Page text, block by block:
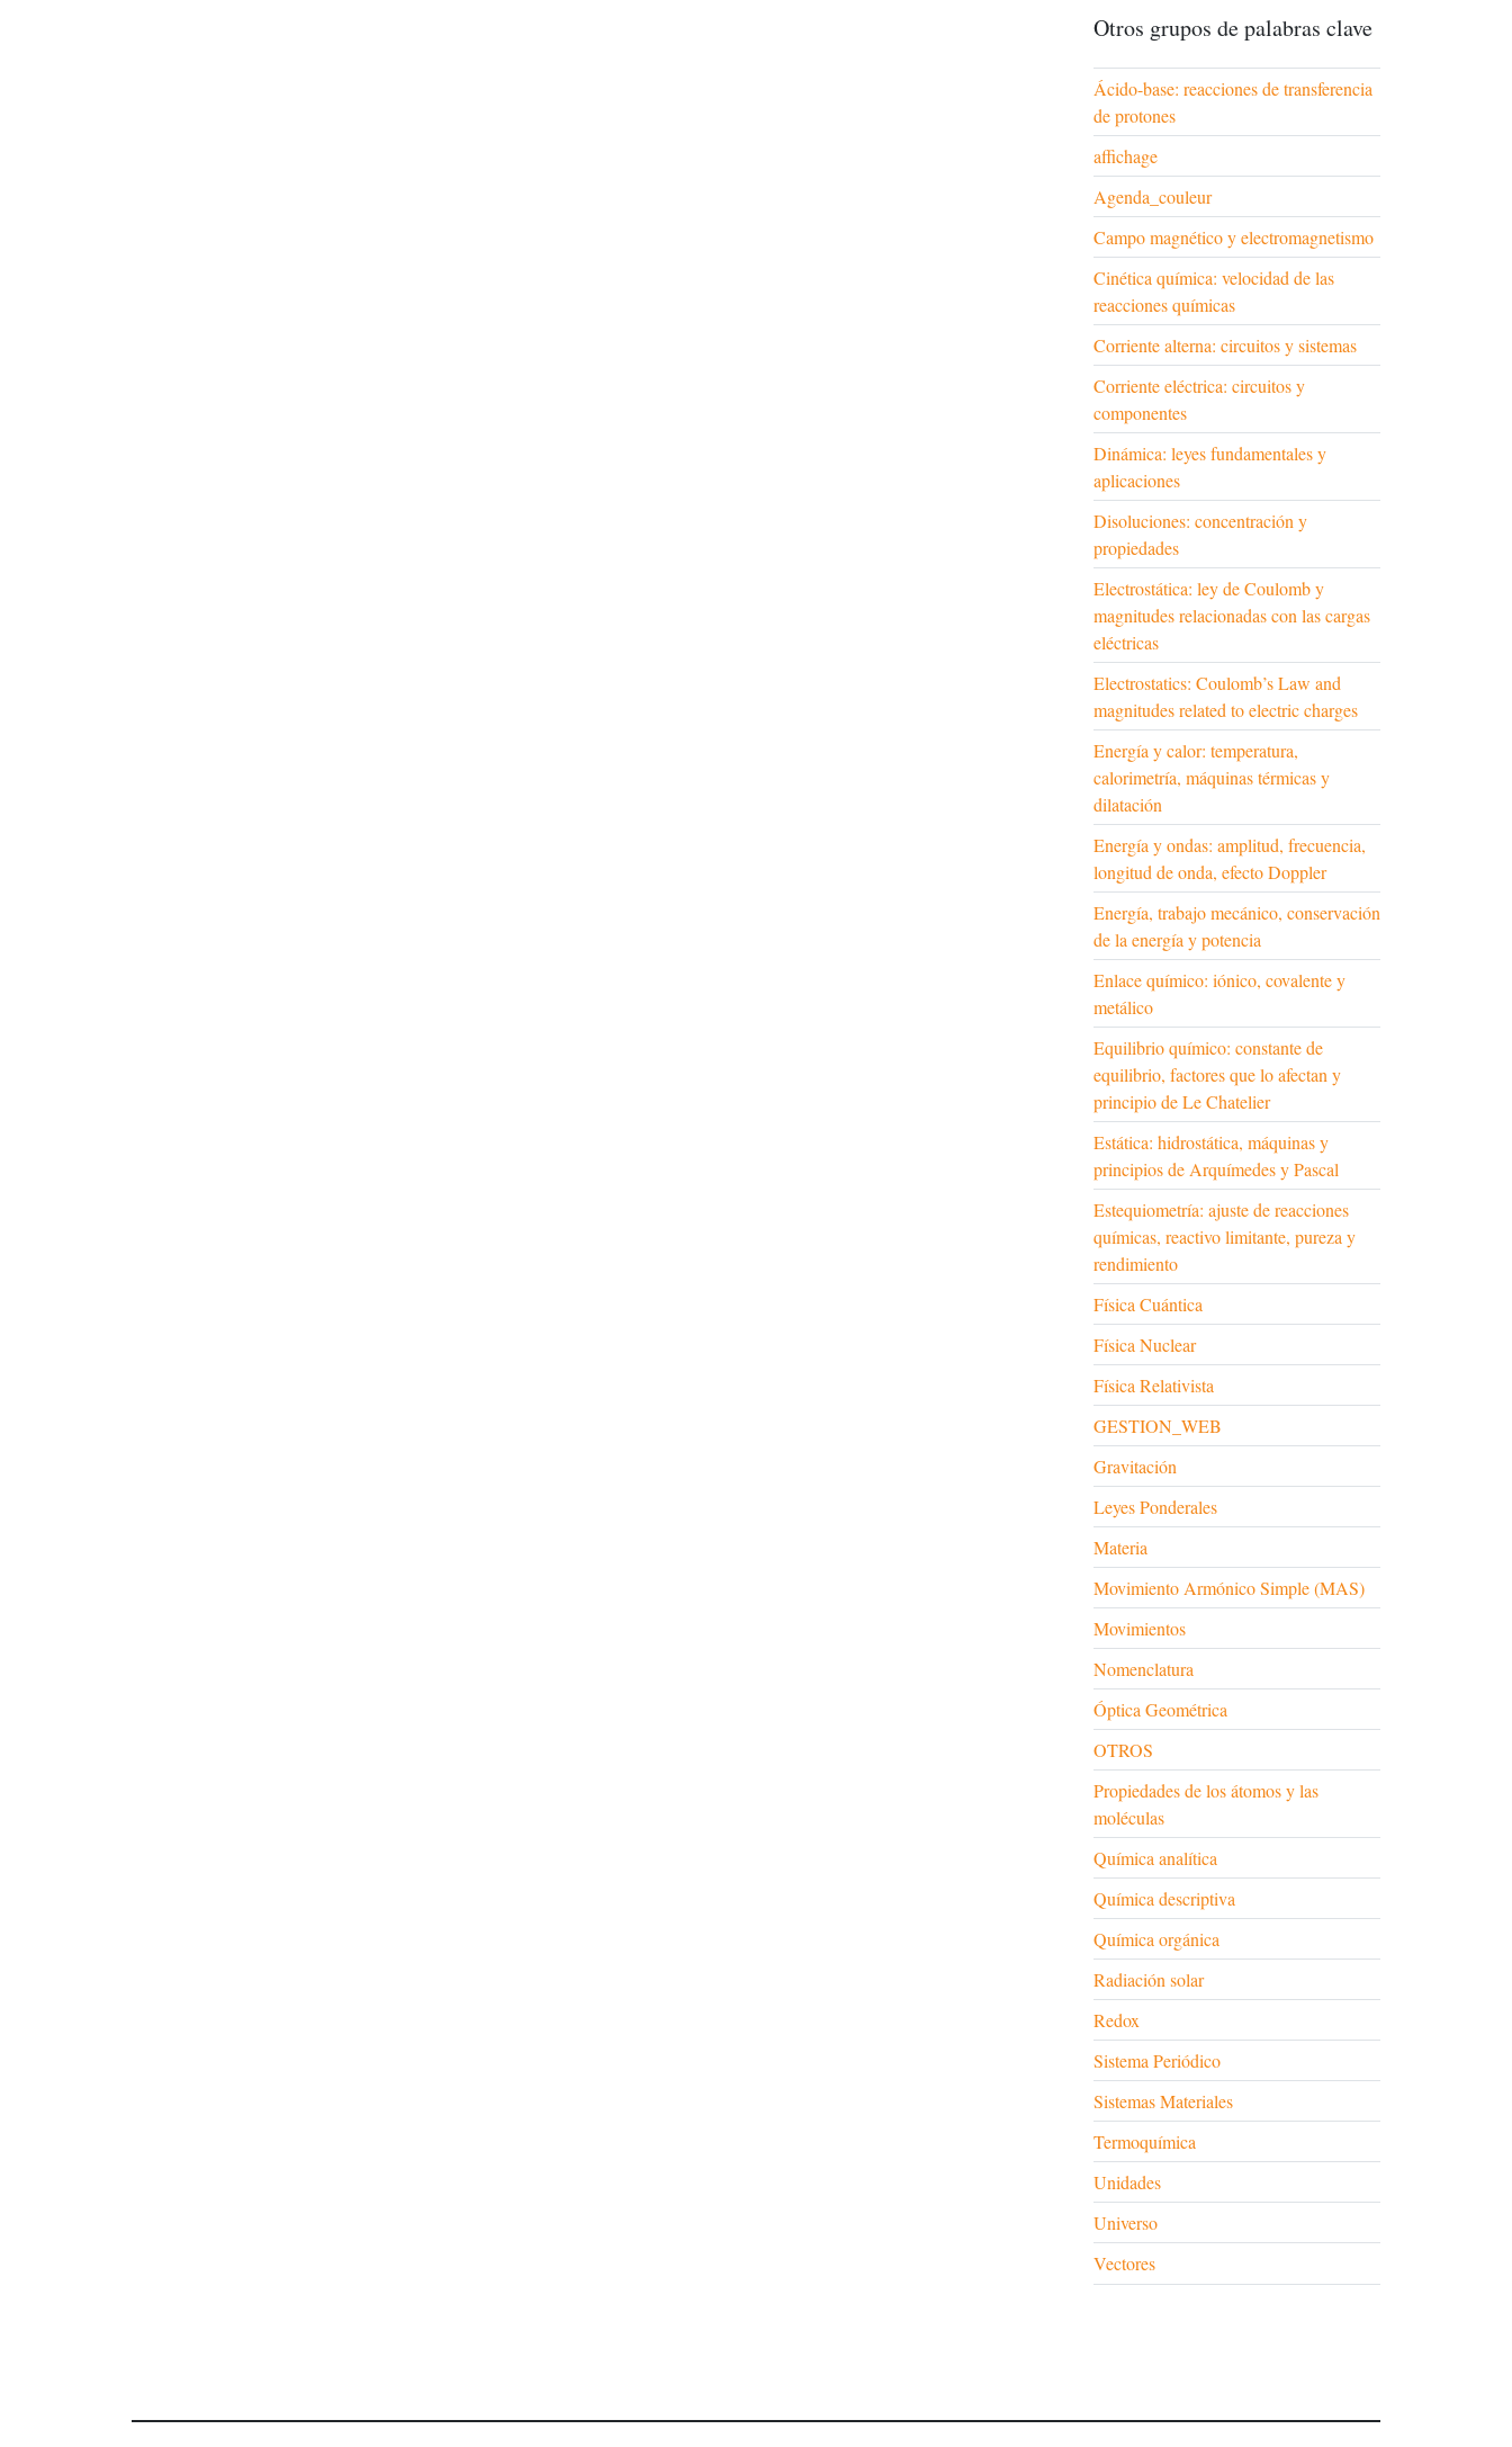
Otros grupos de palabras clave
Ácido-base: reacciones de transferencia
de protones
affichage
Agenda_couleur
Campo magnético y electromagnetismo
Cinética química: velocidad de las
reacciones químicas
Corriente alterna: circuitos y sistemas
Corriente eléctrica: circuitos y
componentes
Dinámica: leyes fundamentales y
aplicaciones
Disoluciones: concentración y
propiedades
Electrostática: ley de Coulomb y
magnitudes relacionadas con las cargas
eléctricas
Electrostatics: Coulomb’s Law and
magnitudes related to electric charges
Energía y calor: temperatura,
calorimetría, máquinas térmicas y
dilatación
Energía y ondas: amplitud, frecuencia,
longitud de onda, efecto Doppler
Energía, trabajo mecánico, conservación
de la energía y potencia
Enlace químico: iónico, covalente y
metálico
Equilibrio químico: constante de
equilibrio, factores que lo afectan y
principio de Le Chatelier
Estática: hidrostática, máquinas y
principios de Arquímedes y Pascal
Estequiometría: ajuste de reacciones
químicas, reactivo limitante, pureza y
rendimiento
Física Cuántica
Física Nuclear
Física Relativista
GESTION_WEB
Gravitación
Leyes Ponderales
Materia
Movimiento Armónico Simple (MAS)
Movimientos
Nomenclatura
Óptica Geométrica
OTROS
Propiedades de los átomos y las
moléculas
Química analítica
Química descriptiva
Química orgánica
Radiación solar
Redox
Sistema Periódico
Sistemas Materiales
Termoquímica
Unidades
Universo
Vectores